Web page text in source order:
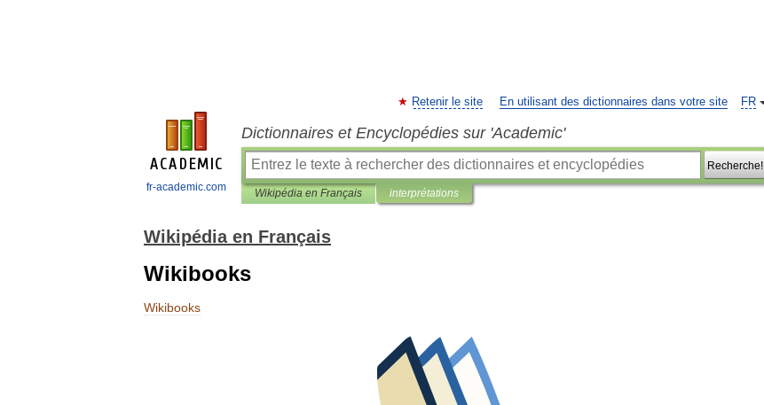
fr-academic.com
FR
Retenir le site En utilisant des dictionnaires dans votre site
Dictionnaires et Encyclopédies sur 'Academic'
Recherche!
Wikipédia en Français interprétations
Wikipédia en Français
Wikibooks
Wikibooks